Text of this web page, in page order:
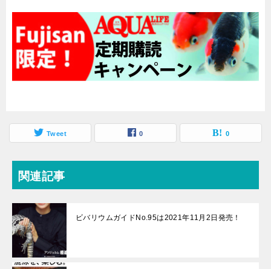
Tweet 0 0
関連記事
ビバリウムガイドNo.95は2021年11月2日発売！